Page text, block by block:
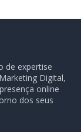
de expertise
Digital,
online
dos seus